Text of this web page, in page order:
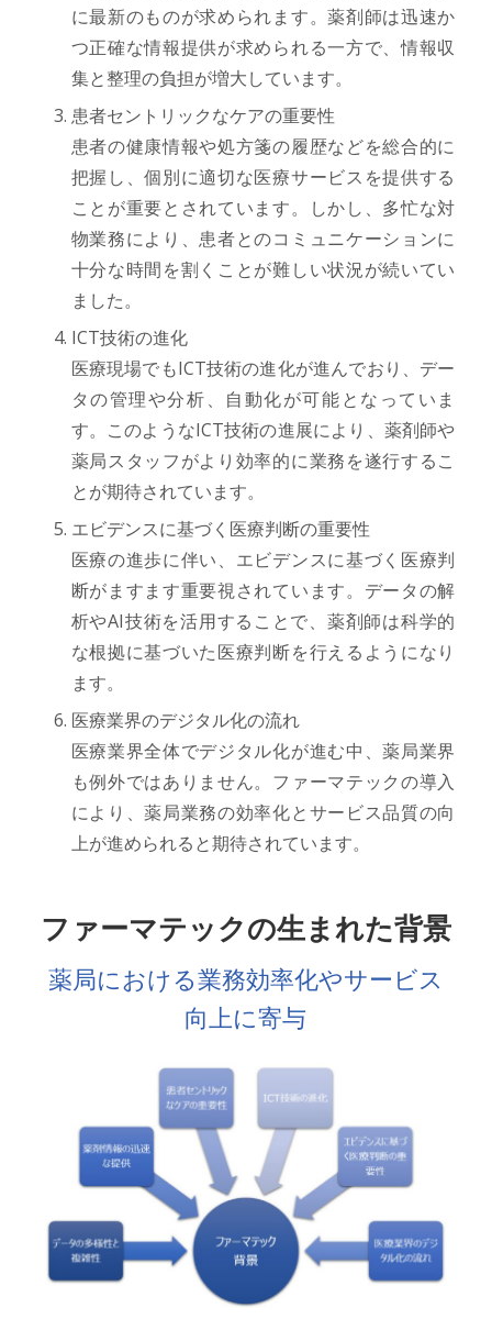
に最新のものが求められます。薬剤師は迅速か
つ正確な情報提供が求められる一方で、情報収
集と整理の負担が増大しています。
患者セントリックなケアの重要性
患者の健康情報や処方箋の履歴などを総合的に
把握し、個別に適切な医療サービスを提供する
ことが重要とされています。しかし、多忙な対
物業務により、患者とのコミュニケーションに
十分な時間を割くことが難しい状況が続いてい
ました。
ICT技術の進化
医療現場でもICT技術の進化が進んでおり、デー
タの管理や分析、自動化が可能となっていま
す。このようなICT技術の進展により、薬剤師や
薬局スタッフがより効率的に業務を遂行するこ
とが期待されています。
エビデンスに基づく医療判断の重要性
医療の進歩に伴い、エビデンスに基づく医療判
断がますます重要視されています。データの解
析やAI技術を活用することで、薬剤師は科学的
な根拠に基づいた医療判断を行えるようになり
ます。
医療業界のデジタル化の流れ
医療業界全体でデジタル化が進む中、薬局業界
も例外ではありません。ファーマテックの導入
により、薬局業務の効率化とサービス品質の向
上が進められると期待されています。
ファーマテックの生まれた背景
薬局における業務効率化やサービス
向上に寄与